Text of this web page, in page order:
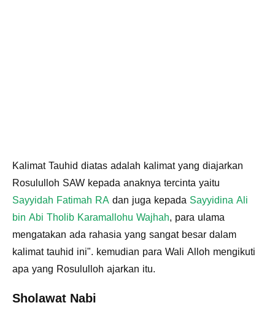
Kalimat Tauhid diatas adalah kalimat yang diajarkan
Rosululloh SAW kepada anaknya tercinta yaitu
Sayyidah Fatimah RA dan juga kepada Sayyidina Ali
bin Abi Tholib Karamallohu Wajhah, para ulama
mengatakan ada rahasia yang sangat besar dalam
kalimat tauhid ini". kemudian para Wali Alloh mengikuti
apa yang Rosululloh ajarkan itu.
Sholawat Nabi